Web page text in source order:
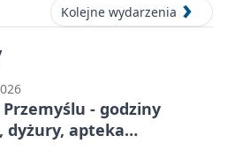
Kolejne wydarzenia
- godziny
dyżury, apteka